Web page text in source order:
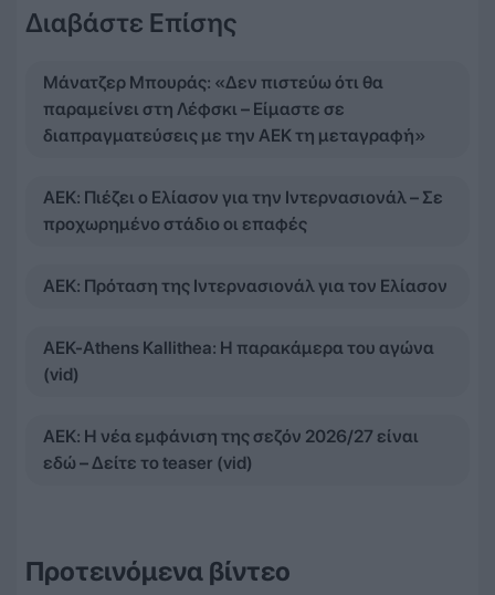
Διαβάστε Επίσης
Μάνατζερ Μπουράς: «Δεν πιστεύω ότι θα
παραμείνει στη Λέφσκι – Είμαστε σε
διαπραγματεύσεις με την ΑΕΚ τη μεταγραφή»
ΑΕΚ: Πιέζει ο Ελίασον για την Ιντερνασιονάλ – Σε
προχωρημένο στάδιο οι επαφές
ΑΕΚ: Πρόταση της Ιντερνασιονάλ για τον Ελίασον
ΑΕΚ-Athens Kallithea: Η παρακάμερα του αγώνα
(vid)
ΑΕΚ: Η νέα εμφάνιση της σεζόν 2026/27 είναι
εδώ – Δείτε το teaser (vid)
Προτεινόμενα βίντεο